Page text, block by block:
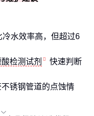
水效率高，但超过6
检测试剂
快速判断
锈钢管道的点蚀情
